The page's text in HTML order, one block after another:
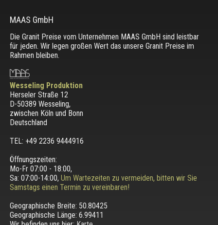
MAAS GmbH
Die Granit Preise vom Unternehmen MAAS GmbH sind leistbar
für jeden. Wir legen großen Wert das unsere Granit Preise im
Rahmen bleiben.
Wesseling Produktion
Herseler Straße 12
D-50389 Wesseling,
zwischen Köln und Bonn
Deutschland
TEL: +49 2236 9444916
Öffnungszeiten:
Mo-Fr 07:00 - 18:00,
Sa: 07:00-14:00, Um Wartezeiten zu vermeiden, bitten wir Sie
Samstags einen Termin zu vereinbaren!
Geographische Breite: 50.80425
Geographische Länge: 6.99411